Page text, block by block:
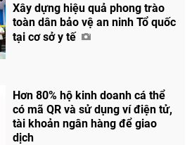
Xây dựng hiệu quả phong trào
toàn dân bảo vệ an ninh Tổ quốc
tại cơ sở y tế
Hơn 80% hộ kinh doanh cá thể
có mã QR và sử dụng ví điện tử,
tài khoản ngân hàng để giao
dịch